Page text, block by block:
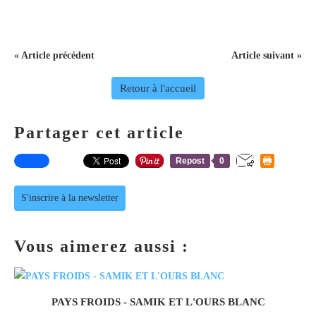
« Article précédent Article suivant »
Retour à l'accueil
Partager cet article
Repost 0
S'inscrire à la newsletter
Vous aimerez aussi :
PAYS FROIDS - SAMIK ET L'OURS BLANC